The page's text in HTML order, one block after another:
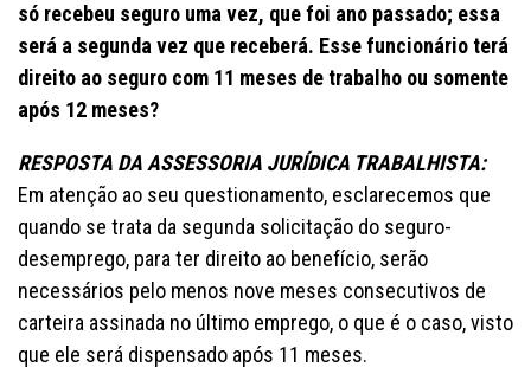
só recebeu seguro uma vez, que foi ano passado; essa
será a segunda vez que receberá. Esse funcionário terá
direito ao seguro com 11 meses de trabalho ou somente
após 12 meses?
RESPOSTA DA ASSESSORIA JURÍDICA TRABALHISTA:
Em atenção ao seu questionamento, esclarecemos que
quando se trata da segunda solicitação do seguro-
desemprego, para ter direito ao benefício, serão
necessários pelo menos nove meses consecutivos de
carteira assinada no último emprego, o que é o caso, visto
que ele será dispensado após 11 meses.